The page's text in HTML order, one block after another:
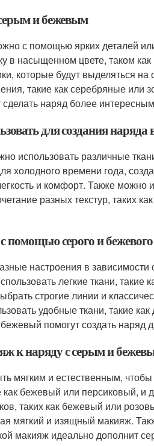
и бежевым
с помощью ярких деталей
насыщенном цвете, таком
которые будут выделяться
такие как серебряные или
наряд более
для создания наряда
использовать различные
холодного времени года,
и комфорт. Также можно
разных текстур, таких
помощью серого и бежевого
настроения в зависимости
легкие ткани,
строгие линии и
удобные ткани, такие
помогут создать наряд
к наряду с серым и
мягким и естественным,
бежевый или персиковый, и
таких как бежевый или
мягкий и изящный макияж.
макияж идеально дополнит